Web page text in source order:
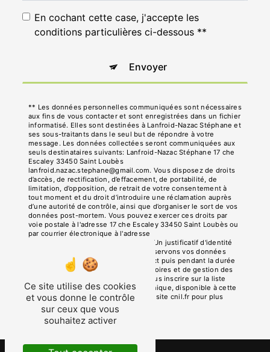
En cochant cette case, j'accepte les
conditions particulières ci-dessous **
Envoyer
** Les données personnelles communiquées sont nécessaires
aux fins de vous contacter et sont enregistrées dans un fichier
informatisé. Elles sont destinées à Lanfroid-Nazac Stéphane et
ses sous-traitants dans le seul but de répondre à votre
message. Les données collectées seront communiquées aux
seuls destinataires suivants: Lanfroid-Nazac Stéphane 17 che
Escaley 33450 Saint Loubès
lanfroid.nazac.stephane@gmail.com. Vous disposez de droits
d’accès, de rectification, d’effacement, de portabilité, de
limitation, d’opposition, de retrait de votre consentement à
tout moment et du droit d’introduire une réclamation auprès
d’une autorité de contrôle, ainsi que d’organiser le sort de vos
données post-mortem. Vous pouvez exercer ces droits par
voie postale à l'adresse 17 che Escaley 33450 Saint Loubès ou
par courrier électronique à l'adresse
lanfroid.nazac.stephane@gmail.com. Un justificatif d'identité
pourra vous être demandé. Nous conservons vos données
pendant la période de prise de contact puis pendant la durée
de prescription légale aux fins probatoires et de gestion des
contentieux. Vous avez le droit de vous inscrire sur la liste
d'opposition au démarchage téléphonique, disponible à cette
adresse:
Bloctel.gouv.fr. Consultez le site cnil.fr pour plus
d’informations sur vos droits.
Ce site utilise des cookies
et vous donne le contrôle
sur ceux que vous
souhaitez activer